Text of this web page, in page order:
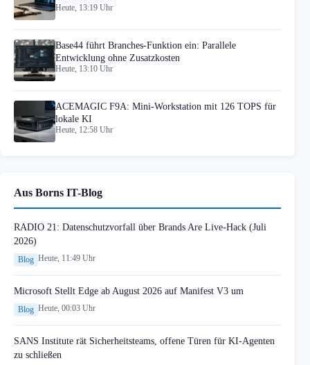
Heute, 13:19 Uhr
Base44 führt Branches-Funktion ein: Parallele
Entwicklung ohne Zusatzkosten
Heute, 13:10 Uhr
ACEMAGIC F9A: Mini-Workstation mit 126 TOPS für
lokale KI
Heute, 12:58 Uhr
Aus Borns IT-Blog
RADIO 21: Datenschutzvorfall über Brands Are Live-Hack (Juli
2026)
Blog Heute, 11:49 Uhr
Microsoft Stellt Edge ab August 2026 auf Manifest V3 um
Blog Heute, 00:03 Uhr
SANS Institute rät Sicherheitsteams, offene Türen für KI-Agenten
zu schließen